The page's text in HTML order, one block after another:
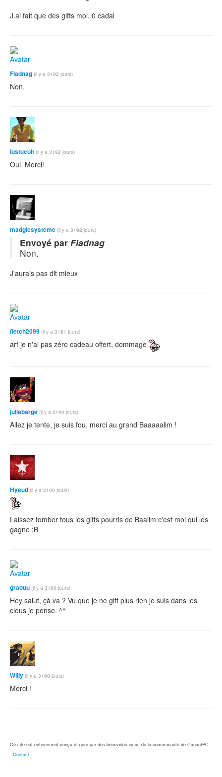
J ai fait que des gifts moi. 0 cadal
Fladnag (il y a 3192 jours)
Non.
lustucuit (il y a 3192 jours)
Oui. Merci!
madgicsysteme (il y a 3192 jours)
Envoyé par Fladnag
Non.
J'aurais pas dit mieux
fletch2099 (il y a 3191 jours)
arf je n'ai pas zéro cadeau offert, dommage
jullebarge (il y a 3190 jours)
Allez je tente, je suis fou, merci au grand Baaaaalim !
Hyeud (il y a 3190 jours)
Laissez tomber tous les gifts pourris de Baalim c'est moi qui les
gagne :B
graouu (il y a 3190 jours)
Hey salut, çà va ? Vu que je ne gift plus rien je suis dans les
clous je pense. ^^
Willy (il y a 3190 jours)
Merci !
Ce site est entièrement conçu et géré par des bénévoles issus de la communauté de CanardPC.
- Contact